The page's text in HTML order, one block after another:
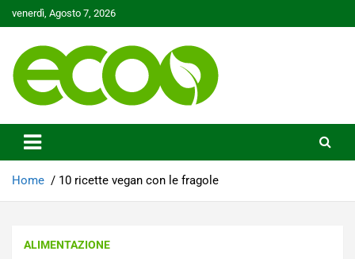
to
venerdì, Agosto 7, 2026
Ecoo.it
Home 10 ricette vegan con le fragole
ALIMENTAZIONE